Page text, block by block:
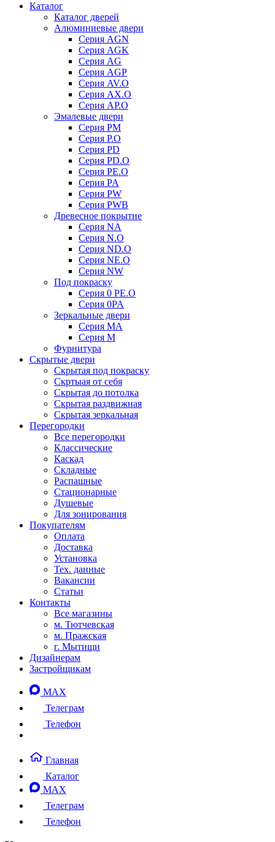
Каталог
Каталог дверей
Алюминиевые двери
Серия AGN
Серия AGK
Серия AG
Серия AGP
Серия AV.O
Серия AX.O
Серия AP.O
Эмалевые двери
Серия PM
Серия P.O
Серия PD
Серия PD.O
Серия PE.O
Серия PA
Серия PW
Серия PWB
Древесное покрытие
Серия NA
Серия N.O
Серия ND.O
Серия NE.O
Серия NW
Под покраску
Серия 0 PE.O
Серия 0PA
Зеркальные двери
Серия MA
Серия M
Фурнитура
Скрытые двери
Скрытая под покраску
Скртыая от себя
Скрытая до потолка
Скрытая раздвижная
Скрытая зеркальная
Перегородки
Все перегородки
Классические
Каскад
Складные
Распашные
Стационарные
Душевые
Для зонирования
Покупателям
Оплата
Доставка
Установка
Тех. данные
Вакансии
Статьи
Контакты
Все магазины
м. Тютчевская
м. Пражская
г. Мытищи
Дизайнерам
Застройщикам
MAX
Телеграм
Телефон
Главная
Каталог
MAX
Телеграм
Телефон